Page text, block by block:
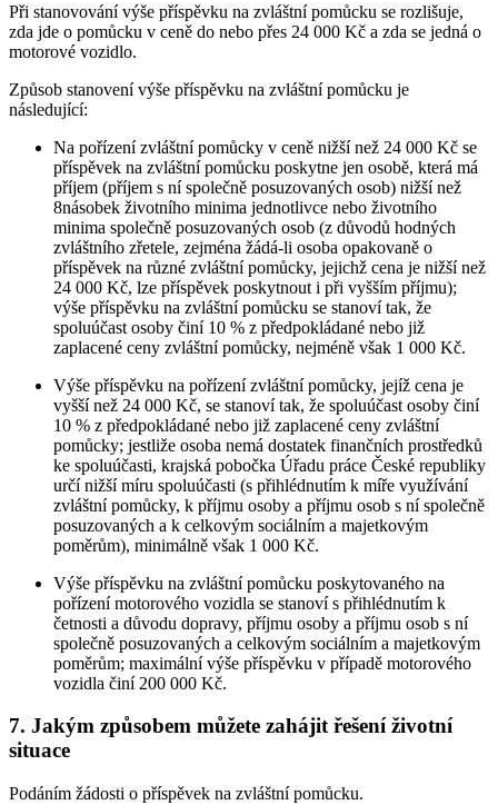
Při stanovování výše příspěvku na zvláštní pomůcku se rozlišuje,
zda jde o pomůcku v ceně do nebo přes 24 000 Kč a zda se jedná o
motorové vozidlo.
Způsob stanovení výše příspěvku na zvláštní pomůcku je
následující:
Na pořízení zvláštní pomůcky v ceně nižší než 24 000 Kč se
příspěvek na zvláštní pomůcku poskytne jen osobě, která má
příjem (příjem s ní společně posuzovaných osob) nižší než
8násobek životního minima jednotlivce nebo životního
minima společně posuzovaných osob (z důvodů hodných
zvláštního zřetele, zejména žádá-li osoba opakovaně o
příspěvek na různé zvláštní pomůcky, jejichž cena je nižší než
24 000 Kč, lze příspěvek poskytnout i při vyšším příjmu);
výše příspěvku na zvláštní pomůcku se stanoví tak, že
spoluúčast osoby činí 10 % z předpokládané nebo již
zaplacené ceny zvláštní pomůcky, nejméně však 1 000 Kč.
Výše příspěvku na pořízení zvláštní pomůcky, jejíž cena je
vyšší než 24 000 Kč, se stanoví tak, že spoluúčast osoby činí
10 % z předpokládané nebo již zaplacené ceny zvláštní
pomůcky; jestliže osoba nemá dostatek finančních prostředků
ke spoluúčasti, krajská pobočka Úřadu práce České republiky
určí nižší míru spoluúčasti (s přihlédnutím k míře využívání
zvláštní pomůcky, k příjmu osoby a příjmu osob s ní společně
posuzovaných a k celkovým sociálním a majetkovým
poměrům), minimálně však 1 000 Kč.
Výše příspěvku na zvláštní pomůcku poskytovaného na
pořízení motorového vozidla se stanoví s přihlédnutím k
četnosti a důvodu dopravy, příjmu osoby a příjmu osob s ní
společně posuzovaných a celkovým sociálním a majetkovým
poměrům; maximální výše příspěvku v případě motorového
vozidla činí 200 000 Kč.
7. Jakým způsobem můžete zahájit řešení životní
situace
Podáním žádosti o příspěvek na zvláštní pomůcku.